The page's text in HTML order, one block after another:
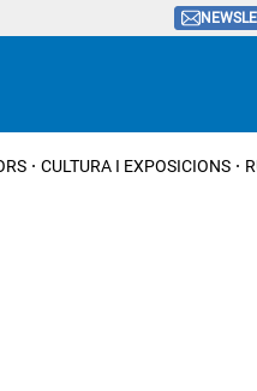
CULTURA I EXPOSICIONS